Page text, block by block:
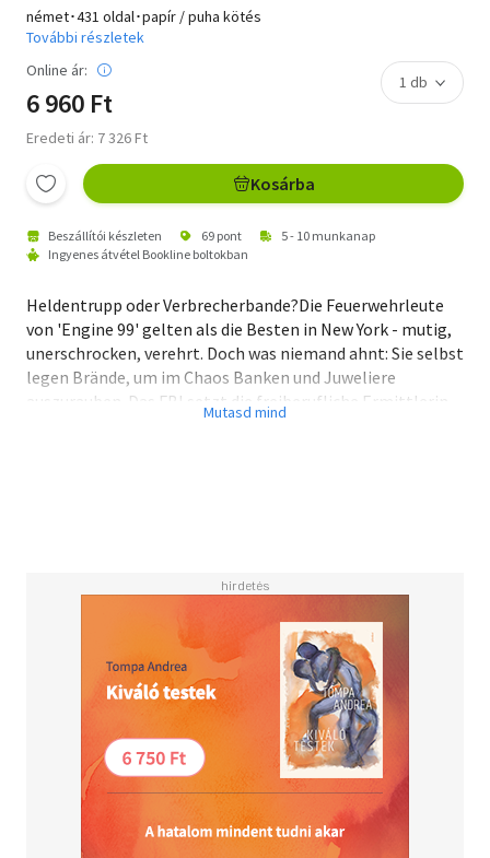
német･431 oldal･papír / puha kötés
További részletek
Online ár:
6 960 Ft
Eredeti ár: 7 326 Ft
Kosárba
Beszállítói készleten 69 pont
5 - 10 munkanap
Ingyenes átvétel Bookline boltokban
Heldentrupp oder Verbrecherbande?Die Feuerwehrleute
von 'Engine 99' gelten als die Besten in New York - mutig,
unerschrocken, verehrt. Doch was niemand ahnt: Sie selbst
legen Brände, um im Chaos Banken und Juweliere
auszurauben. Das FBI setzt die freiberufliche Ermittlerin